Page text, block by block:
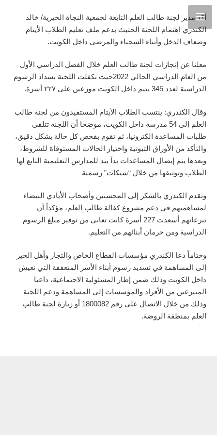
أكد مدير لجنة طالب العلم التابعة لجمعية النجاة الخيرية/ خالد
الكندري اهتمام اللجنة الحثيث بدعم ملف تعليم الطلاب الأيتام
وضعاف الدخل وأبناء السجناء والمرضى داخل الكويت.
معلنا عن إنجازات لجنة طالب العلم خلال الفصل الدراسي الأول
من العام الدراسي الحالي 2022حيث تكفلت اللجنة بسداد الرسوم
الدراسية لعدد 345 يتيم داخل الكويت موزعين على ٢٢٧ أسرة.
وقال الكندري: ينتسب الطلاب الأيتام المستفيدون من لجنة طالب
العلم إلى 54 مدرسة داخل الكويت، موضحا أن اللجنة تتلقى
طلبات المساعدة الكترونيا، ثم تقوم بفحص كل حالة بشكل دقيق،
والتأكد من الأوراق الثبوتية واختيار الحالات المستوفاة للشروط،
وبعدها يتم إيصال المساعدات يداً بيد للمدارس التعليمية التابع لها
الطلاب وتوثيقها من خلال “شيكات” رسمية
وتقدم الكندري بالشكر إلى المحسنين وأصحاب الأيادي البيضاء
لمساهمتهم في دعم مشروع كفالة طالب العلم، مؤكداً أن
تبرعاتهم أسعدت 227 أسرة كانت تعاني من توفير مبلغ الرسوم
الدراسية ومن حرمان أبنائهم من التعليم.
وختاماً دعا الكندري مؤسسات القطاع الخاص والتجار وأهل الخير
إلى المساهمة في تسديد رسوم أبناء الأسر المتعففة التي تعيش
داخل الكويت وذلك ضمن إطار المسئولية الاجتماعية، داعيا
المتبرعين من الأفراد والمؤسسات إلى المساهمة ودعم اللجنة
وذلك من خلال الاتصال على رقم 1800082 أو زيارة لجنة طالب
العلم بمنطقة الروضة.